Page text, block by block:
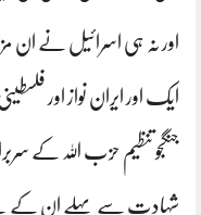
اور نہ ہی اسرائیل نے ان
ایک اور ایران نواز اور
جنگجو تنظیم حزب اللہ کے
شہادت سے پہلے ان کے بیٹے